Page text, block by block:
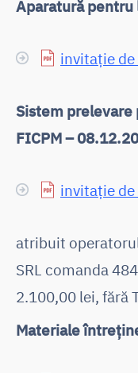
Aparatură
invitație
Sistem prelevare
FICPM –
invitație
atribuit
SRL comanda
2.100,00 lei, fără
Materiale